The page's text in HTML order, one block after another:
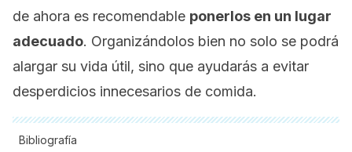
de ahora es recomendable ponerlos en un lugar
adecuado. Organizándolos bien no solo se podrá
alargar su vida útil, sino que ayudarás a evitar
desperdicios innecesarios de comida.
Bibliografía